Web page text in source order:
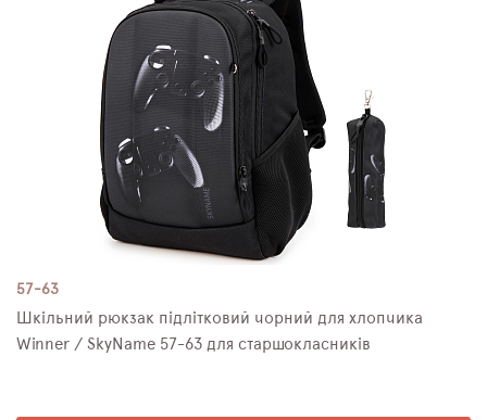
57-63
Шкільний рюкзак підлітковий чорний для хлопчика
Winner / SkyName 57-63 для старшокласників